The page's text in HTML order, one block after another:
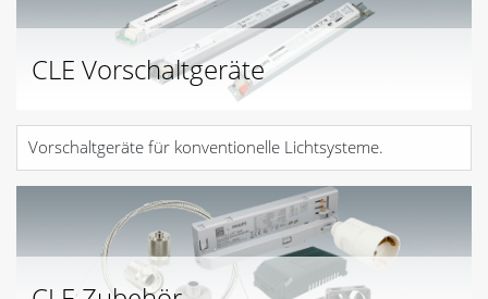
CLE Vorschaltgeräte
Vorschaltgeräte für konventionelle Lichtsysteme.